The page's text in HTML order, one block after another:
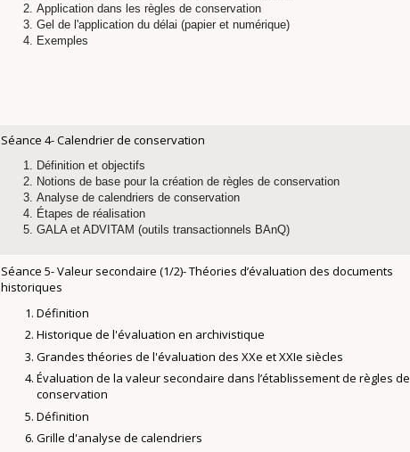
Application dans les règles de conservation
Gel de l'application du délai (papier et numérique)
Exemples
Séance 4- Calendrier de conservation
Définition et objectifs
Notions de base pour la création de règles de conservation
Analyse de calendriers de conservation
Étapes de réalisation
GALA et ADVITAM (outils transactionnels BAnQ)
Séance 5- Valeur secondaire (1/2)- Théories d’évaluation des documents
historiques
Définition
Historique de l'évaluation en archivistique
Grandes théories de l'évaluation des XXe et XXIe siècles
Évaluation de la valeur secondaire dans l’établissement de règles de
conservation
Définition
Grille d'analyse de calendriers